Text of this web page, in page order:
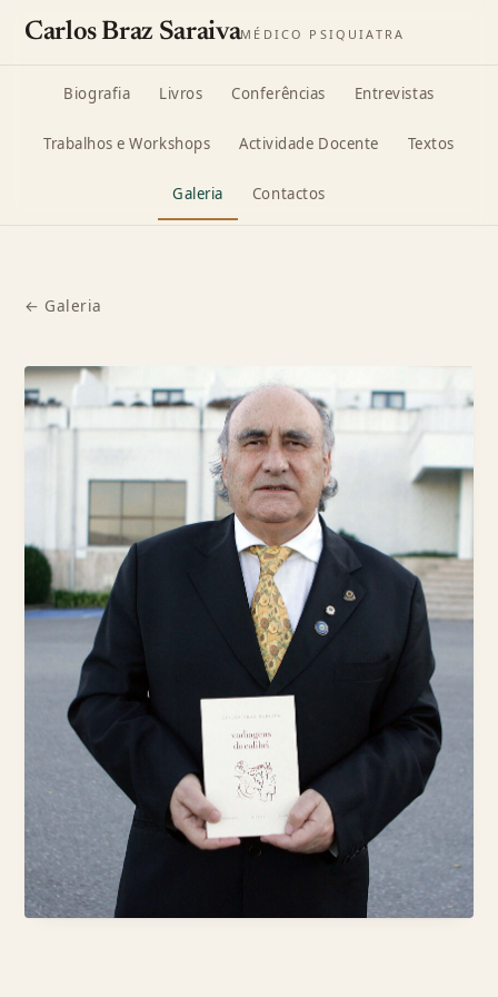
Carlos Braz SaraivaMÉDICO PSIQUIATRA
Biografia Livros Conferências Entrevistas
Trabalhos e Workshops Actividade Docente Textos
Galeria Contactos
← Galeria